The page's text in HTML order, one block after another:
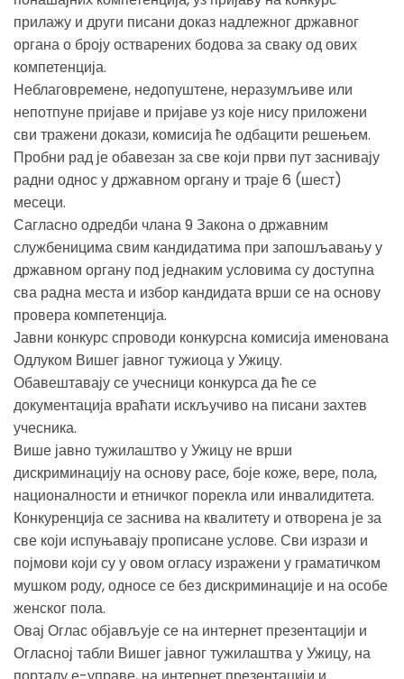
прилажу и други писани доказ надлежног државног
органа о броју остварених бодова за сваку од ових
компетенција.
Неблаговремене, недопуштене, неразумљиве или
непотпуне пријаве и пријаве уз које нису приложени
сви тражени докази, комисија ће одбацити решењем.
Пробни рад је обавезан за све који први пут заснивају
радни однос у државном органу и траје 6 (шест)
месеци.
Сагласно одредби члана 9 Закона о државним
службеницима свим кандидатима при запошљавању у
државном органу под једнаким условима су доступна
сва радна места и избор кандидата врши се на основу
провера компетенција.
Јавни конкурс спроводи конкурсна комисија именована
Одлуком Вишег јавног тужиоца у Ужицу.
Обавештавају се учесници конкурса да ће се
документација враћати искључиво на писани захтев
учесника.
Више јавно тужилаштво у Ужицу не врши
дискриминацију на основу расе, боје коже, вере, пола,
националности и етничког порекла или инвалидитета.
Конкуренција се заснива на квалитету и отворена је за
све који испуњавају прописане услове. Сви изрази и
појмови који су у овом огласу изражени у граматичком
мушком роду, односе се без дискриминације и на особе
женског пола.
Овај Оглас објављује се на интернет презентацији и
Огласној табли Вишег јавног тужилаштва у Ужицу, на